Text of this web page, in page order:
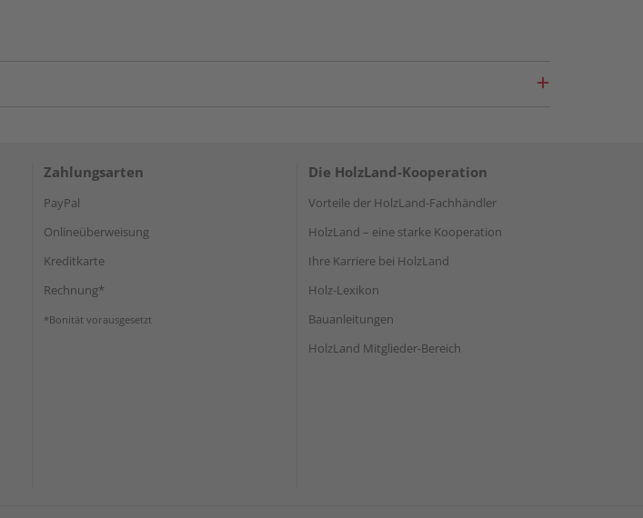
Zahlungsarten
PayPal
Onlineüberweisung
Kreditkarte
Rechnung*
*Bonität vorausgesetzt
Die HolzLand-Kooperation
Vorteile der HolzLand-Fachhändler
HolzLand – eine starke Kooperation
Ihre Karriere bei HolzLand
Holz-Lexikon
Bauanleitungen
HolzLand Mitglieder-Bereich